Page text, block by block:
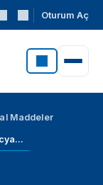
Oturum Aç
Maddeler
Ammonium thiocyanate 0.1 mol/l (0.1N),RPE - For analysis (CAS No: 1762-95-4)